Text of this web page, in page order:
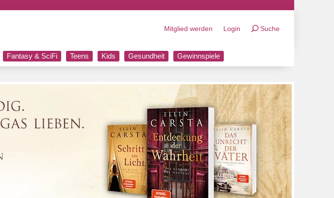
Mitglied werden Login Suche
Fantasy & SciFi Teens Kids Gesundheit Gewinnspiele